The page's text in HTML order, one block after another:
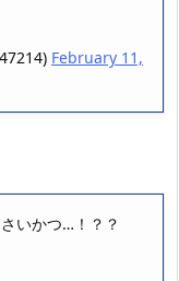
February 11,
いかつ…！？？